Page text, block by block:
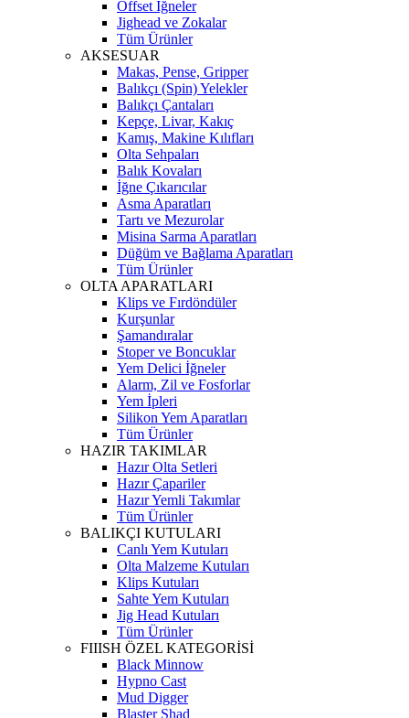
Offset İğneler
Jighead ve Zokalar
Tüm Ürünler
AKSESUAR
Makas, Pense, Gripper
Balıkçı (Spin) Yelekler
Balıkçı Çantaları
Kepçe, Livar, Kakıç
Kamış, Makine Kılıfları
Olta Sehpaları
Balık Kovaları
İğne Çıkarıcılar
Asma Aparatları
Tartı ve Mezurolar
Misina Sarma Aparatları
Düğüm ve Bağlama Aparatları
Tüm Ürünler
OLTA APARATLARI
Klips ve Fırdöndüler
Kurşunlar
Şamandıralar
Stoper ve Boncuklar
Yem Delici İğneler
Alarm, Zil ve Fosforlar
Yem İpleri
Silikon Yem Aparatları
Tüm Ürünler
HAZIR TAKIMLAR
Hazır Olta Setleri
Hazır Çapariler
Hazır Yemli Takımlar
Tüm Ürünler
BALIKÇI KUTULARI
Canlı Yem Kutuları
Olta Malzeme Kutuları
Klips Kutuları
Sahte Yem Kutuları
Jig Head Kutuları
Tüm Ürünler
FIIISH ÖZEL KATEGORİSİ
Black Minnow
Hypno Cast
Mud Digger
Blaster Shad